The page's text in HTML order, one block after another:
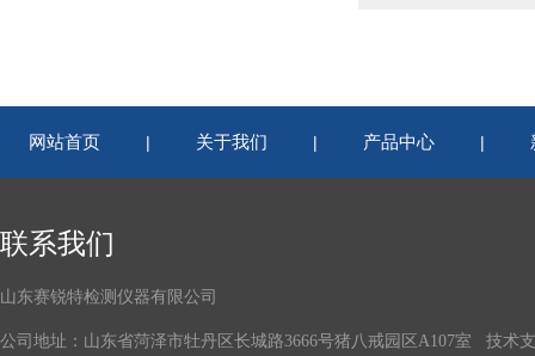
网站首页 | 关于我们 | 产品中心 |
联系我们
山东赛锐特检测仪器有限公司
公司地址：山东省菏泽市牡丹区长城路3666号猪八戒园区A107室 技术